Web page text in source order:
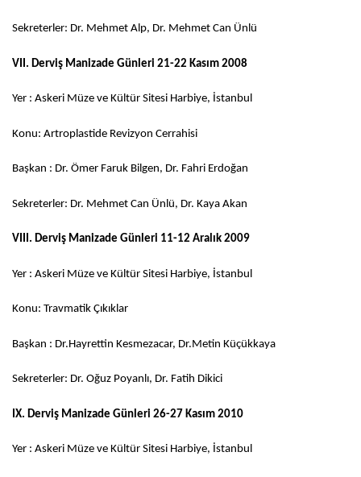
Sekreterler: Dr. Mehmet Alp, Dr. Mehmet Can Ünlü
VII. Derviş Manizade Günleri 21-22 Kasım 2008
Yer : Askeri Müze ve Kültür Sitesi Harbiye, İstanbul
Konu: Artroplastide Revizyon Cerrahisi
Başkan : Dr. Ömer Faruk Bilgen, Dr. Fahri Erdoğan
Sekreterler: Dr. Mehmet Can Ünlü, Dr. Kaya Akan
VIII. Derviş Manizade Günleri 11-12 Aralık 2009
Yer : Askeri Müze ve Kültür Sitesi Harbiye, İstanbul
Konu: Travmatik Çıkıklar
Başkan : Dr.Hayrettin Kesmezacar, Dr.Metin Küçükkaya
Sekreterler: Dr. Oğuz Poyanlı, Dr. Fatih Dikici
IX. Derviş Manizade Günleri 26-27 Kasım 2010
Yer : Askeri Müze ve Kültür Sitesi Harbiye, İstanbul